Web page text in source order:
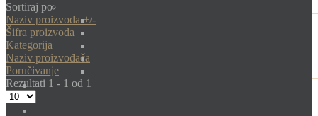
Sortiraj po
Naziv proizvoda +/-
Šifra proizvoda
Kategorija
Naziv proizvođača
Poručivanje
Rezultati 1 - 1 od 1